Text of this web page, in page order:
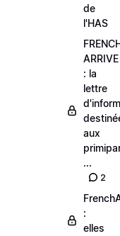
de
l'HAS
ARRIVE
: la
lettre
aux
...
2
:
elles